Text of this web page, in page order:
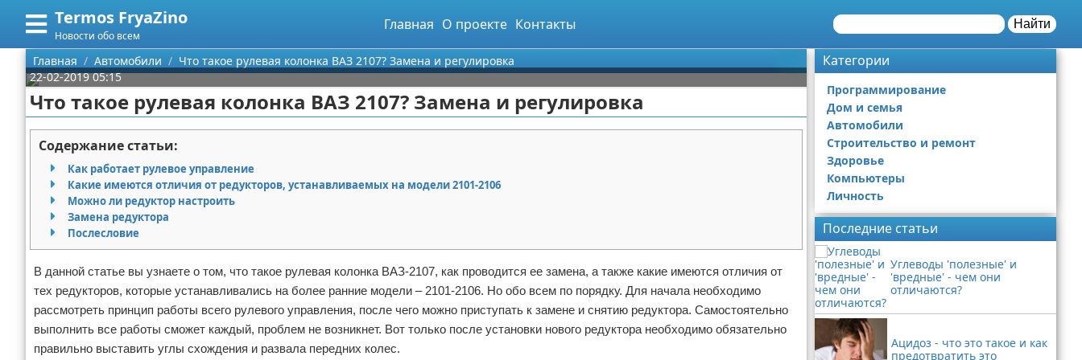
Termos FryaZino
Новости обо всем
Главная О проекте Контакты Найти
Меню
Главная
Категории
Программирование
Дом и семья
Автомобили
Строительство и ремонт
Здоровье
Компьютеры
Личность
Поиск
О проекте
Контакты
Сотрудничество
Размещение рекламы
Для правообладателей
Условия предоставления информации
Главная Автомобили
Что такое рулевая колонка ВАЗ 2107? Замена и регулировка
22-02-2019 05:15
Что такое рулевая колонка ВАЗ 2107? Замена и регулировка
Содержание статьи:
Как работает рулевое управление
Какие имеются отличия от редукторов, устанавливаемых на модели 2101-2106
Можно ли редуктор настроить
Замена редуктора
Послесловие
В данной статье вы узнаете о том, что такое рулевая колонка ВАЗ-2107, как проводится ее замена, а также какие имеются отличия от
тех редукторов, которые устанавливались на более ранние модели – 2101-2106. Но обо всем по порядку. Для начала необходимо
рассмотреть принцип работы всего рулевого управления, после чего можно приступать к замене и снятию редуктора. Самостоятельно
выполнить все работы сможет каждый, проблем не возникнет. Вот только после установки нового редуктора необходимо обязательно
правильно выставить углы схождения и развала передних колес.
Категории
Программирование
Дом и семья
Автомобили
Строительство и ремонт
Здоровье
Компьютеры
Личность
Последние статьи
Углеводы 'полезные' и
'вредные' - чем они
отличаются?
Ацидоз - что это такое и как
предотвратить это